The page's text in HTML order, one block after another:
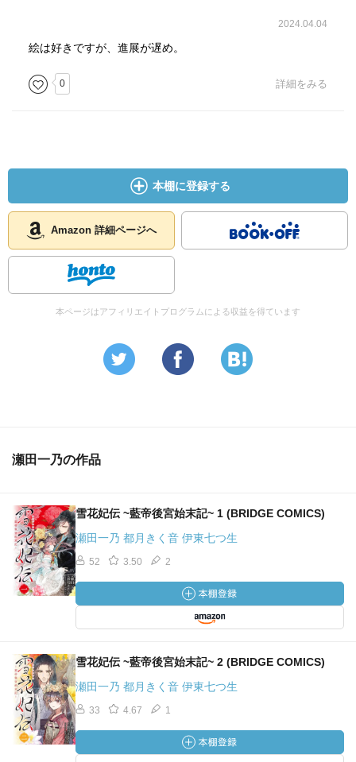
2024.04.04
絵は好きですが、進展が遅め。
0 詳細をみる
本棚に登録する
Amazon 詳細ページへ
本ページはアフィリエイトプログラムによる収益を得ています
瀬田一乃の作品
雪花妃伝 ~藍帝後宮始末記~ 1 (BRIDGE COMICS)
瀬田一乃 都月きく音 伊東七つ生
52 3.50 2
雪花妃伝 ~藍帝後宮始末記~ 2 (BRIDGE COMICS)
瀬田一乃 都月きく音 伊東七つ生
33 4.67 1